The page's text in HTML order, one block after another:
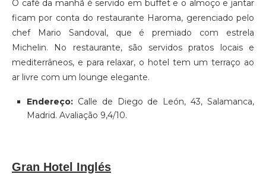
O café da manhã é servido em buffet e o almoço e jantar
ficam por conta do restaurante Haroma, gerenciado pelo
chef Mario Sandoval, que é premiado com estrela
Michelin. No restaurante, são servidos pratos locais e
mediterrâneos, e para relaxar, o hotel tem um terraço ao
ar livre com um lounge elegante.
Endereço: Calle de Diego de León, 43, Salamanca,
Madrid. Avaliação 9,4/10.
Gran Hotel Inglés